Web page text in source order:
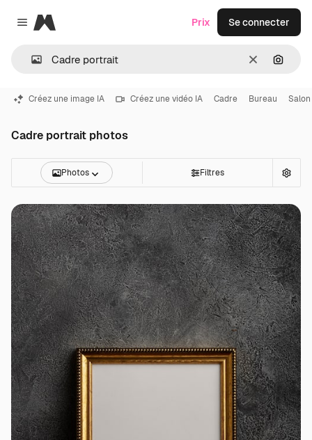
Close menu
Magnific
Effacer
Prix Se connecter
Créez une image IA Créez une vidéo IA Cadre Bureau Salon
Cadre portrait photos
Photos Filtres